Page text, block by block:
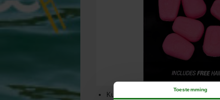
Toestemming
Kunstmaïs